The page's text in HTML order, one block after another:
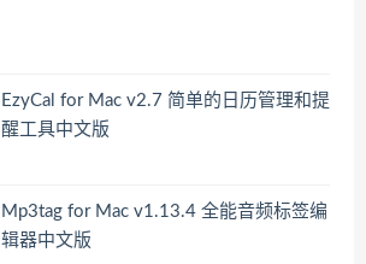
EzyCal for Mac v2.7 简单的日历管理和提
醒工具中文版
Mp3tag for Mac v1.13.4 全能音频标签编
辑器中文版